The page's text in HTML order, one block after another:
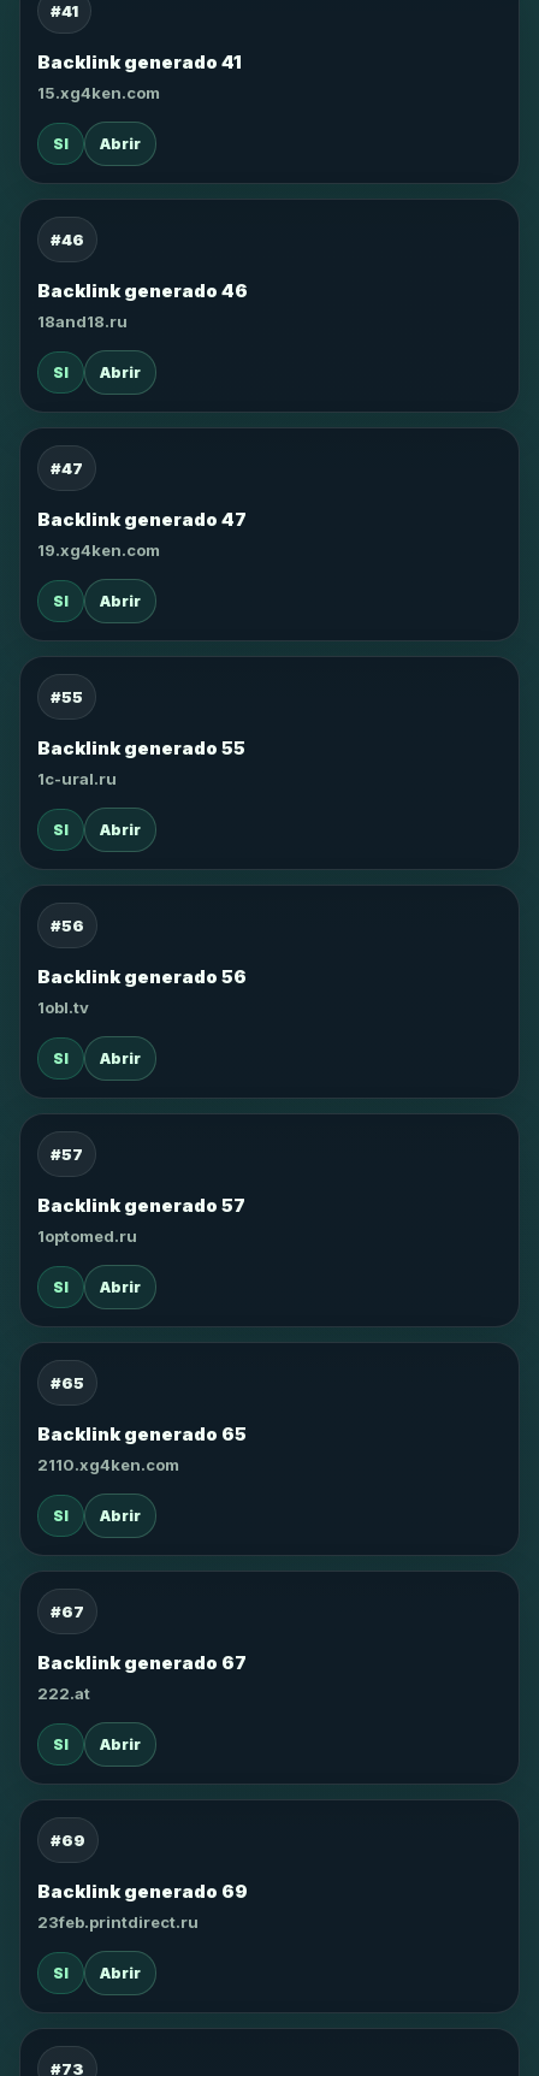
#41
Backlink generado 41
15.xg4ken.com
SI Abrir
#46
Backlink generado 46
18and18.ru
SI Abrir
#47
Backlink generado 47
19.xg4ken.com
SI Abrir
#55
Backlink generado 55
1c-ural.ru
SI Abrir
#56
Backlink generado 56
1obl.tv
SI Abrir
#57
Backlink generado 57
1optomed.ru
SI Abrir
#65
Backlink generado 65
2110.xg4ken.com
SI Abrir
#67
Backlink generado 67
222.at
SI Abrir
#69
Backlink generado 69
23feb.printdirect.ru
SI Abrir
#73